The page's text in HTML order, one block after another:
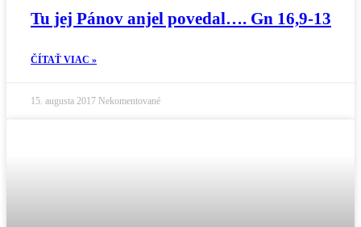
Tu jej Pánov anjel povedal…. Gn 16,9-13
ČÍTAŤ VIAC »
15. augusta 2017 Nekomentované